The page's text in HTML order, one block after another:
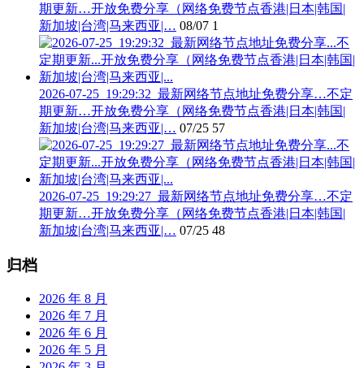
期更新…开放免费分享（网络免费节点香港|日本|韩国|
新加坡|台湾|马来西亚|… 08/07 1
2026-07-25_19:29:32_最新网络节点地址免费分享…不定
期更新…开放免费分享（网络免费节点香港|日本|韩国|
新加坡|台湾|马来西亚|… 07/25 57
2026-07-25_19:29:27_最新网络节点地址免费分享…不定
期更新…开放免费分享（网络免费节点香港|日本|韩国|
新加坡|台湾|马来西亚|… 07/25 48
归档
2026 年 8 月
2026 年 7 月
2026 年 6 月
2026 年 5 月